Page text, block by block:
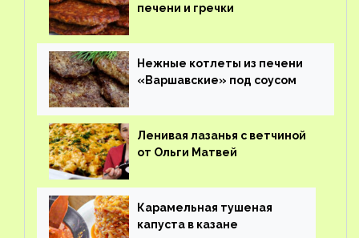
печени и гречки
Нежные котлеты из печени
«Варшавские» под соусом
Ленивая лазанья с ветчиной
от Ольги Матвей
Карамельная тушеная
капуста в казане